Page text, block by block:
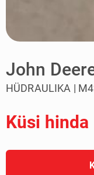
John
HÜDRAULIKA |
Küsi hinda